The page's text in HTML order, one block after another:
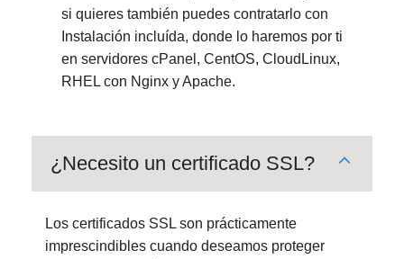
si quieres también puedes contratarlo con
Instalación incluída, donde lo haremos por ti
en servidores cPanel, CentOS, CloudLinux,
RHEL con Nginx y Apache.
¿Necesito un certificado SSL?
Los certificados SSL son prácticamente
imprescindibles cuando deseamos proteger